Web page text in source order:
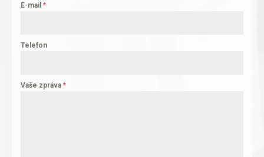
E-mail *
Telefon
Vaše zpráva *